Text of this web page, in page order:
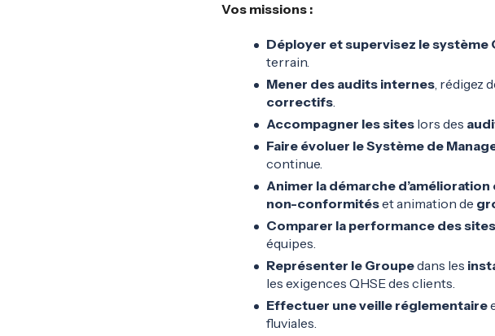
Vos missions :
Déployer et supervisez le système
terrain.
Mener des audits internes, rédigez
correctifs.
Accompagner les sites lors des
Faire évoluer le Système de
continue.
Animer la démarche
non-conformitéset animation de
Comparer la performance des sites
équipes.
Représenter le Groupedans les
les exigences QHSE des clients.
Effectuer une veille réglementaire
fluviales.